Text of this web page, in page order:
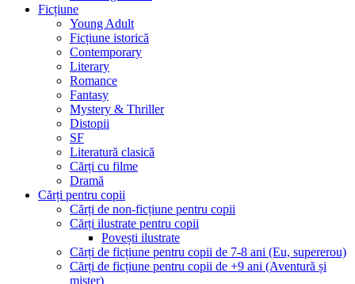
Ficțiune
Young Adult
Ficțiune istorică
Contemporary
Literary
Romance
Fantasy
Mystery & Thriller
Distopii
SF
Literatură clasică
Cărți cu filme
Dramă
Cărți pentru copii
Cărți de non-ficțiune pentru copii
Cărți ilustrate pentru copii
Povești ilustrate
Cărți de ficțiune pentru copii de 7-8 ani (Eu, supererou)
Cărți de ficțiune pentru copii de +9 ani (Aventură și
mister)